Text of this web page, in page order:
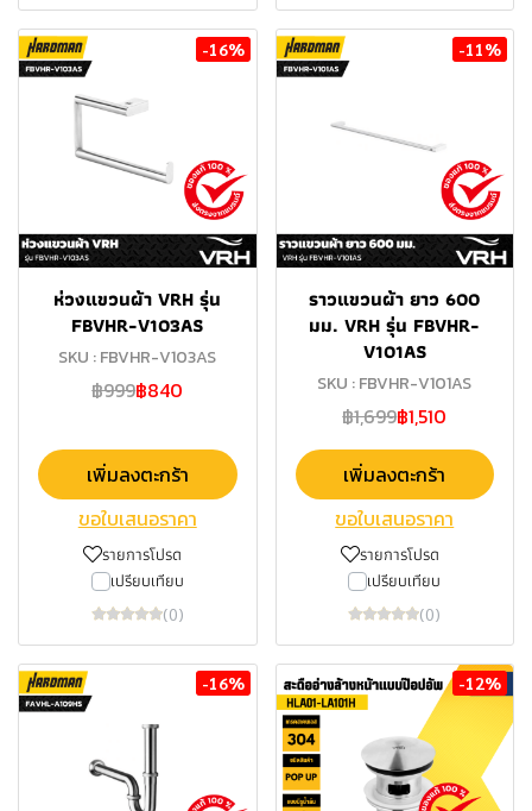
-16%
ห่วงแขวนผ้า VRH รุ่น
FBVHR-V103AS
SKU : FBVHR-V103AS
฿999฿840
เพิ่มลงตะกร้า
ขอใบเสนอราคา
รายการโปรด
เปรียบเทียบ
(0)
-11%
ราวแขวนผ้า ยาว 600
มม. VRH รุ่น FBVHR-
V101AS
SKU : FBVHR-V101AS
฿1,699฿1,510
เพิ่มลงตะกร้า
ขอใบเสนอราคา
รายการโปรด
เปรียบเทียบ
(0)
-16% -12%